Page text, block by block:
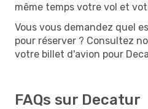
même temps votre vol et
Vous vous demandez quel
pour réserver ? Consultez
votre billet d'avion pour
FAQs sur Decatur